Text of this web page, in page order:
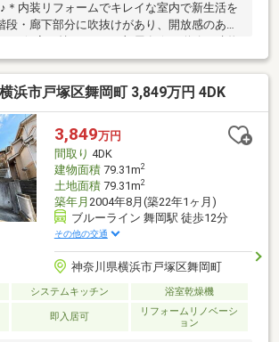
＊内装リフォームでキレイな室内で新生活を
・廊下部分に吹抜けがあり、開放感のある
の視線が気になりにくくプライバシーが保て
資金計画でお悩みの方へ◇◆横浜市の不動
ＮＡまでお問い合わせ下さい。ＳＵＵＭＯや
ていない未公開物件や販売予定物件も多数ご
お悩みの方にはファイナンシャルプランナー
承ります。物件ご購入後もＦＰによる生涯無
フターフォローもお任せください！
浜市戸塚区舞岡町 3,849万円 4DK
3,849万円
間取り 4DK
建物面積79.31m2
土地面積79.31m2
築年月 2004年8月(築22年1ヶ月)
ブルーライン 舞岡駅 徒歩12分
その他の交通
神奈川県横浜市戸塚区舞岡町
システムキッチン 浴室乾燥機
即入居可
リフォームリノベーシ
ョン